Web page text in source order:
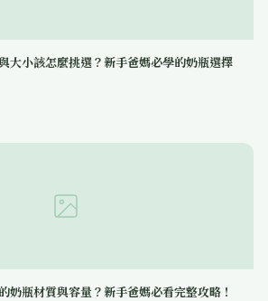
大小該怎麼挑選？新手爸媽必學的奶瓶選擇
奶瓶材質與容量？新手爸媽必看完整攻略！